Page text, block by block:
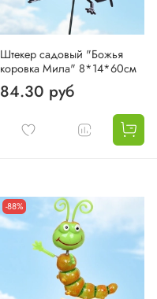
Штекер садовый "Божья
коровка Мила" 8*14*60см
84.30 руб
-88%